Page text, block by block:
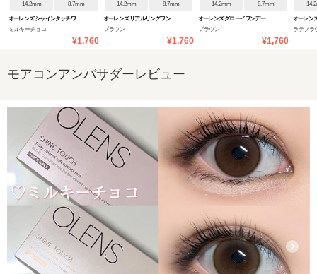
14.2mm 8.7mm
オーレンズ シャインタッチワ
ミルキーチョコ
¥1,760
14.2mm 8.7mm
オーレンズ リアルリングワン
ブラウン
¥1,760
14.2mm 8.7mm
オーレンズ グローイワンデー
ブラウン
¥1,760
オーレン
ラテブラ
モアコンアンバサダーレビュー